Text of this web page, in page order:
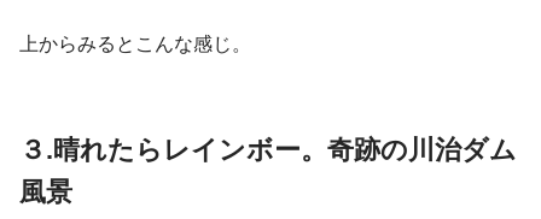
上からみるとこんな感じ。
３.晴れたらレインボー。奇跡の川治ダム
風景